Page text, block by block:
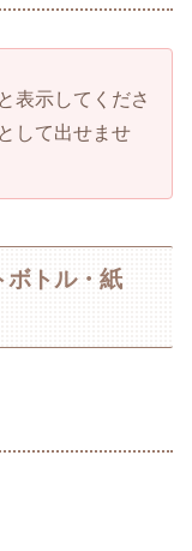
表示してくださ
して出せませ
ボトル・紙